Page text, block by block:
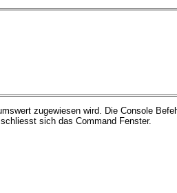
zugewiesen wird. Die Console
sich das Command Fenster.